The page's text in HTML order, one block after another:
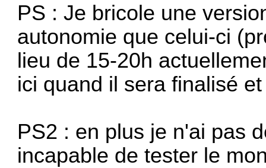
PS : Je bricole une
autonomie que celui-ci
lieu de 15-20h
ici quand il sera finalisé
PS2 : en plus je n'ai pas
incapable de tester le